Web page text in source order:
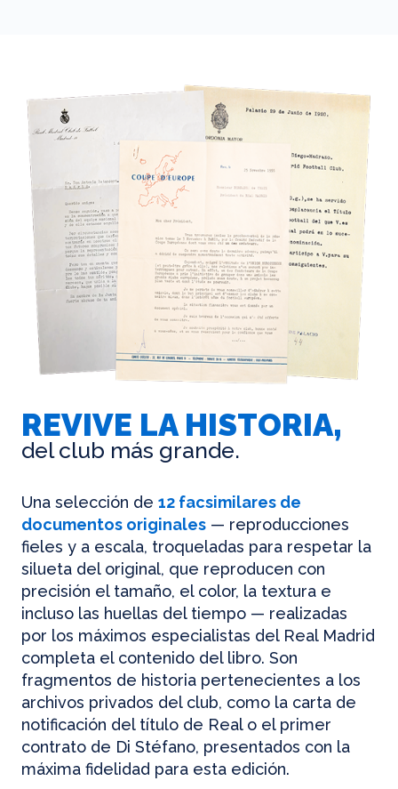
REVIVE LA HISTORIA,
del club más grande.
Una selección de 12 facsimilares de
documentos originales — reproducciones
fieles y a escala, troqueladas para respetar la
silueta del original, que reproducen con
precisión el tamaño, el color, la textura e
incluso las huellas del tiempo — realizadas
por los máximos especialistas del Real Madrid
completa el contenido del libro. Son
fragmentos de historia pertenecientes a los
archivos privados del club, como la carta de
notificación del título de Real o el primer
contrato de Di Stéfano, presentados con la
máxima fidelidad para esta edición.